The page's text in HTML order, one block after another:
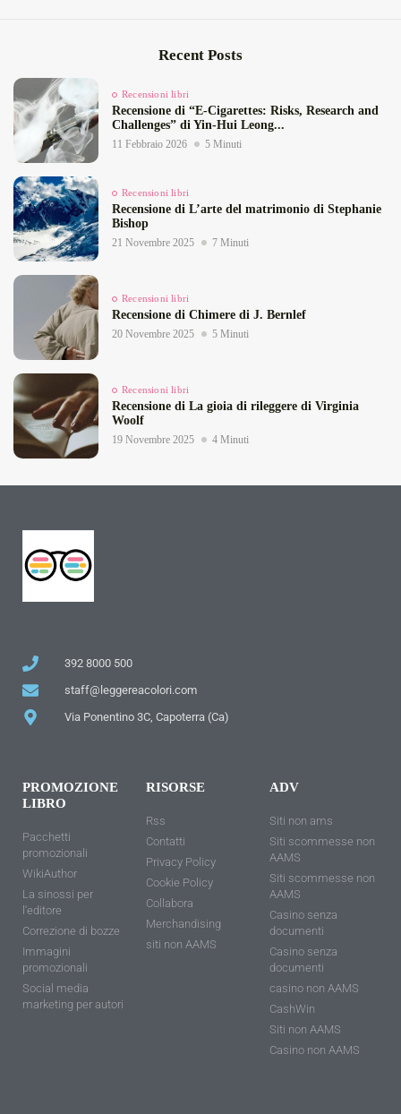
Recent Posts
Recensioni libri
Recensione di “E‑Cigarettes: Risks, Research and
Challenges” di Yin‑Hui Leong...
11 Febbraio 2026 5 Minuti
Recensioni libri
Recensione di L’arte del matrimonio di Stephanie
Bishop
21 Novembre 2025 7 Minuti
Recensioni libri
Recensione di Chimere di J. Bernlef
20 Novembre 2025 5 Minuti
Recensioni libri
Recensione di La gioia di rileggere di Virginia
Woolf
19 Novembre 2025 4 Minuti
392 8000 500
staff@leggereacolori.com
Via Ponentino 3C, Capoterra (Ca)
PROMOZIONE
LIBRO
Pacchetti
promozionali
WikiAuthor
La sinossi per
l'editore
Correzione di bozze
Immagini
promozionali
Social media
marketing per autori
RISORSE
Rss
Contatti
Privacy Policy
Cookie Policy
Collabora
Merchandising
siti non AAMS
ADV
Siti non ams
Siti scommesse non
AAMS
Siti scommesse non
AAMS
Casino senza
documenti
Casino senza
documenti
casino non AAMS
CashWin
Siti non AAMS
Casino non AAMS